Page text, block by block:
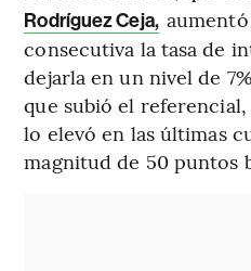
Rodríguez Ceja,
consecutiva la tasa de
dejarla en un nivel de
que subió el
lo elevó en las últimas
magnitud de 50 puntos